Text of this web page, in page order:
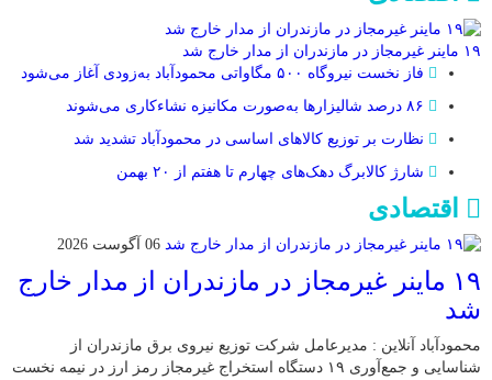
۱۹ ماینر غیرمجاز در مازندران از مدار خارج شد
فاز نخست نیروگاه ۵۰۰ مگاواتی محمودآباد به‌زودی آغاز می‌شود
نظارت بر توزیع کالا‌های اساسی در محمودآباد تشدید شد
شارژ کالابرگ دهک‌های چهارم تا هفتم از ۲۰ بهمن
اقتصادی
06 آگوست 2026
۱۹ ماینر غیرمجاز در مازندران از مدار خارج
شد
محمودآباد آنلاین : مدیرعامل شرکت توزیع نیروی برق مازندران از
شناسایی و جمع‌آوری ۱۹ دستگاه استخراج غیرمجاز رمز ارز در نیمه نخست